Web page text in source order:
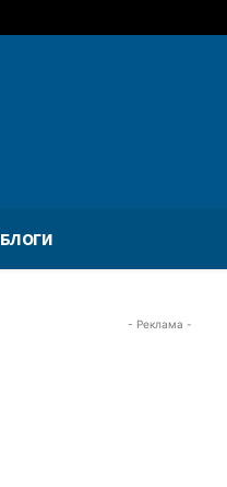
БЛОГИ
- Реклама -